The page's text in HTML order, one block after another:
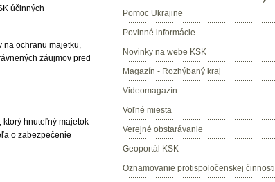
účinných
na ochranu majetku,
záujmov pred
ktorý hnuteľný majetok
o zabezpečenie
Pomoc Ukrajine
Povinné informácie
Novinky na webe KSK
Magazín - Rozhýbaný kraj
Videomagazín
Voľné miesta
Verejné obstarávanie
Geoportál KSK
Oznamovanie protispoločenskej činnosti